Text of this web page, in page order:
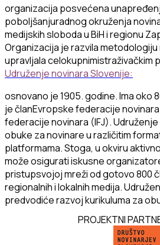
organizacija posvećena
poboljšanjuradnogokruženja
medijskihslobodauBiHiregionu
Organizacija jerazvilametodologiju
upravljalacelokupnimistraživačkim
Udruženje novinara Slovenije:
osnovano je 1905.godine.Imaoko
ječlanEvropskefederacijenovinara
federacijenovinara (IFJ).Udruženje
obuke zanovinareurazličitim
platformama.Stoga, uokviru
možeosiguratiiskusne
pristupsvojojmrežiodgotovo800
regionalnihilokalnihmedija.
predvodićerazvojkurikuluma za
PROJEKTNI